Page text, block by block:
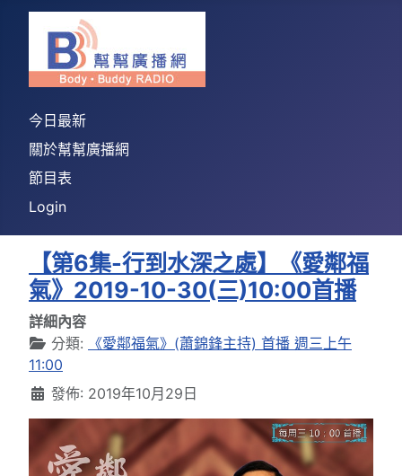
今日最新
關於幫幫廣播網
節目表
Login
【第6集-行到水深之處】《愛鄰福
氣》2019-10-30(三)10:00首播
詳細內容
分類:
《愛鄰福氣》(蕭錦鋒主持) 首播 週三上午
11:00
發佈: 2019年10月29日